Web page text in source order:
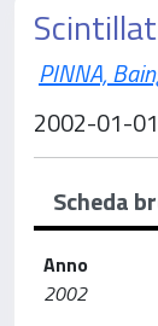
PINNA,
2002-01-01
Scheda
Anno
2002